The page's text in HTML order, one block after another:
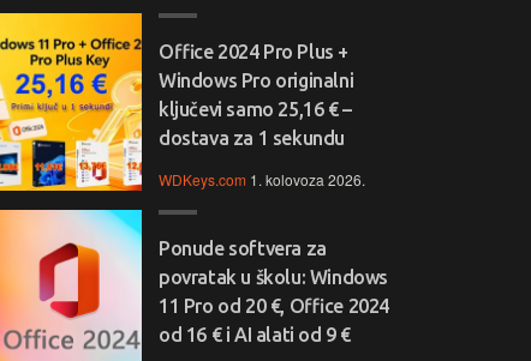
Office 2024 Pro Plus +
Windows Pro originalni
ključevi samo 25,16 € –
dostava za 1 sekundu
WDKeys.com 1. kolovoza 2026.
Ponude softvera za
povratak u školu: Windows
11 Pro od 20 €, Office 2024
od 16 € i AI alati od 9 €